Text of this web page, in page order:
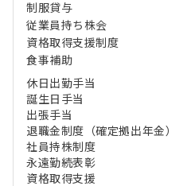
制服貸与
従業員持ち株会
資格取得支援制度
食事補助
休日出勤手当
誕生日手当
出張手当
退職金制度（確定拠出年金）
社員持株制度
永遠勤続表彰
資格取得支援